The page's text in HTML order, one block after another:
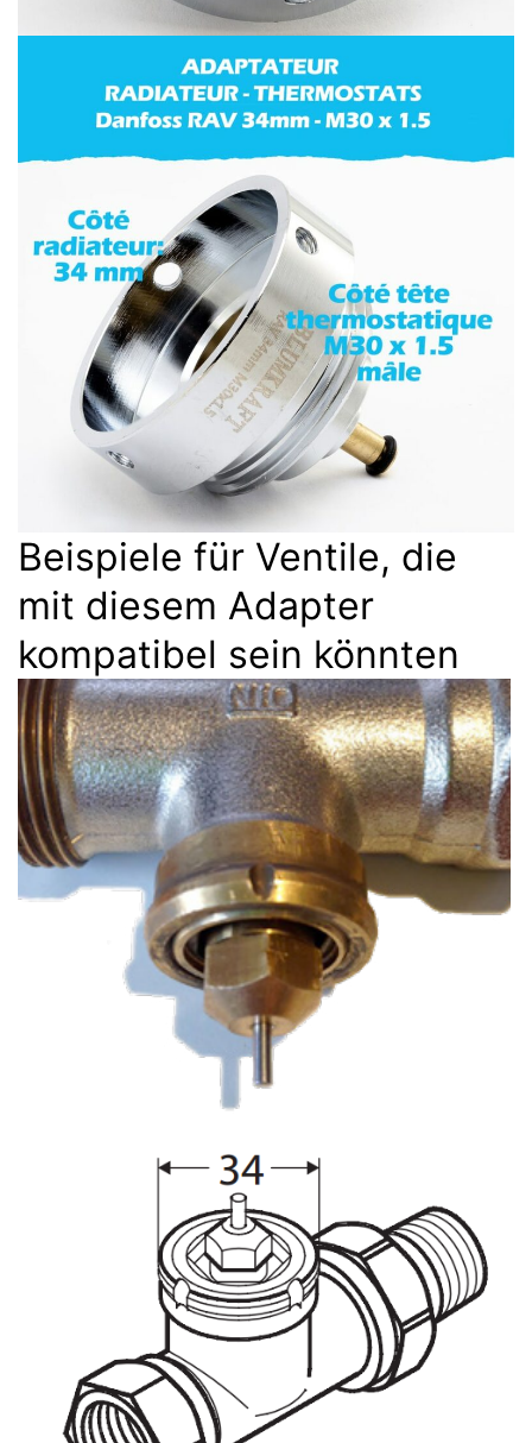
Beispiele für Ventile, die
mit diesem Adapter
kompatibel sein könnten